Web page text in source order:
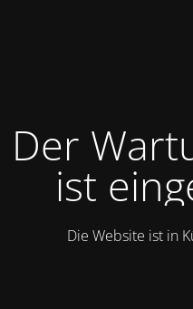
Der
ist
Die Website ist in